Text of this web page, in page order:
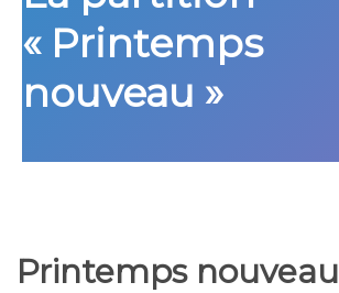
« Printemps
nouveau »
Printemps nouveau